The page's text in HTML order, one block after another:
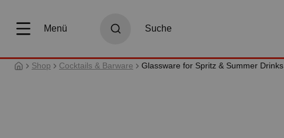
Menü
Suche
Shop Cocktails & Barware Glassware for Spritz & Summer Drinks